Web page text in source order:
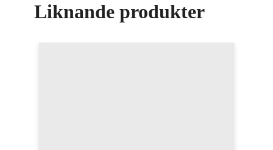
Liknande produkter